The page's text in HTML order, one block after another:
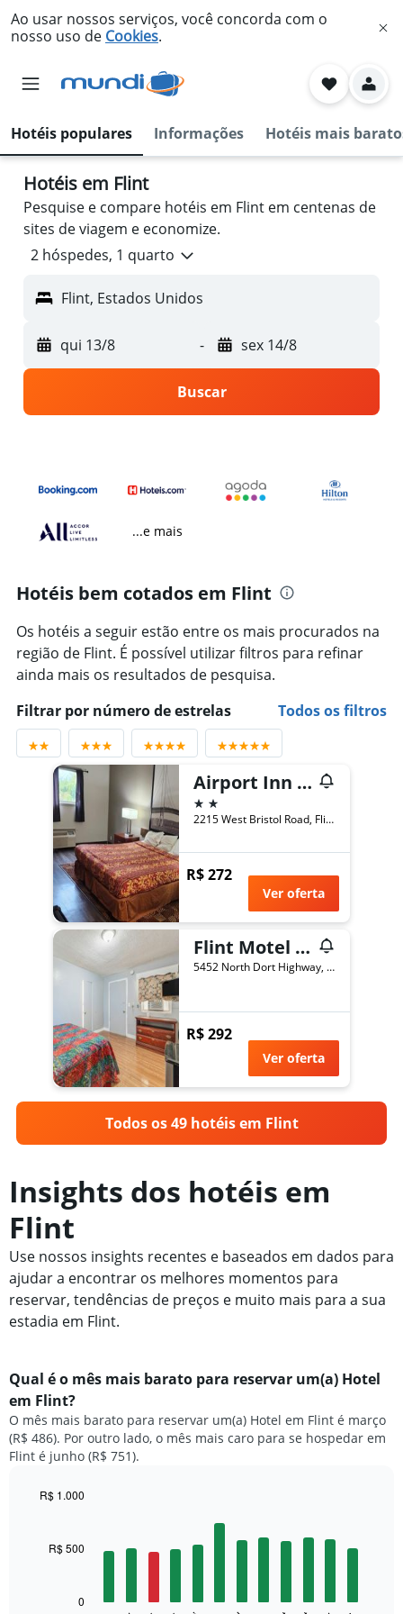
Ao usar nossos serviços, você concorda com o
nosso uso de Cookies.
Hotéis populares Informações Hotéis mais
Hotéis em Flint
Pesquise e compare hotéis em Flint em centenas de
sites de viagem e economize.
2 hóspedes, 1 quarto
Flint, Estados Unidos
qui 13/8 - sex 14/8
Buscar
...e mais
Hotéis bem cotados em Flint
Os hotéis a seguir estão entre os mais procurados na
região de Flint. É possível utilizar filtros para refinar
ainda mais os resultados de pesquisa.
Filtrar por número de estrelas
Todos os filtros
Airport Inn Flint
2 estrelas
2215 West Bristol Road, Flint, MI, Estados Unidos
R$ 272
Ver oferta
Flint Motel By OYO MI Near I-475
5452 North Dort Highway, Flint, MI, Estados Unidos
R$ 292
Ver oferta
Todos os 49 hotéis em Flint
Insights dos hotéis em
Flint
Use nossos insights recentes e baseados em dados para
ajudar a encontrar os melhores momentos para
reservar, tendências de preços e muito mais para a sua
estadia em Flint.
Qual é o mês mais barato para reservar um(a) Hotel
em Flint?
O mês mais barato para reservar um(a) Hotel em Flint é março
(R$ 486). Por outro lado, o mês mais caro para se hospedar em
Flint é junho (R$ 751).
with
0
R$ 500
R$ 1.000